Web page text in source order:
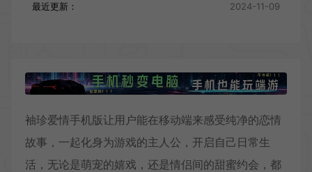
最近更新： 2024-11-09
袖珍爱情手机版让用户能在移动端来感受纯净的恋情
故事，一起化身为游戏的主人公，开启自己日常生
活，无论是萌宠的嬉戏，还是情侣间的甜蜜约会，都